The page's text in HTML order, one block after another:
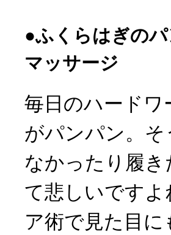
●ふくらはぎの
マッサージ
毎日のハード
がパンパン。
なかったり履
て悲しいです
ア術で見た目